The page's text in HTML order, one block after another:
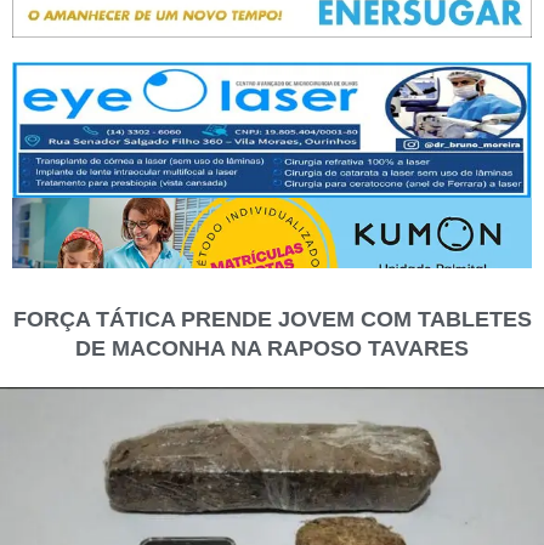
FORÇA TÁTICA PRENDE JOVEM COM TABLETES
DE MACONHA NA RAPOSO TAVARES